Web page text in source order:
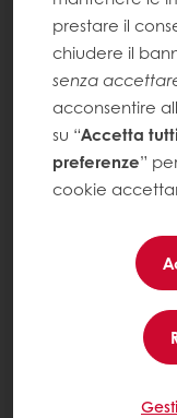
prestare il
chiudere il
senza
acconsentire
su “Accetta
preferenze”
cookie